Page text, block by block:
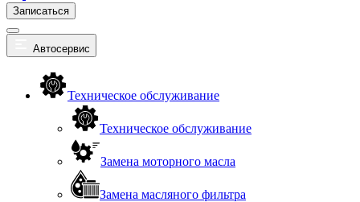
Записаться
Автосервис
Техническое обслуживание
Техническое обслуживание
Замена моторного масла
Замена масляного фильтра